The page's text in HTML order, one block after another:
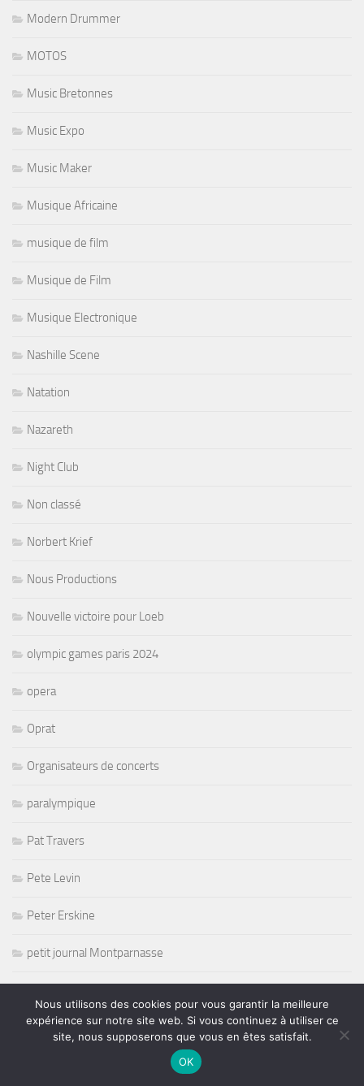
Modern Drummer
MOTOS
Music Bretonnes
Music Expo
Music Maker
Musique Africaine
musique de film
Musique de Film
Musique Electronique
Nashille Scene
Natation
Nazareth
Night Club
Non classé
Norbert Krief
Nous Productions
Nouvelle victoire pour Loeb
olympic games paris 2024
opera
Oprat
Organisateurs de concerts
paralympique
Pat Travers
Pete Levin
Peter Erskine
petit journal Montparnasse
Picking
Nous utilisons des cookies pour vous garantir la meilleure
expérience sur notre site web. Si vous continuez à utiliser ce
site, nous supposerons que vous en êtes satisfait.
OK